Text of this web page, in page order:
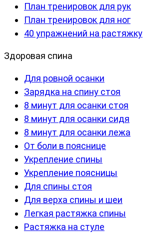
План тренировок для рук
План тренировок для ног
40 упражнений на растяжку
Здоровая спина
Для ровной осанки
Зарядка на спину стоя
8 минут для осанки стоя
8 минут для осанки сидя
8 минут для осанки лежа
От боли в пояснице
Укрепление спины
Укрепление поясницы
Для спины стоя
Для верха спины и шеи
Легкая растяжка спины
Растяжка на стуле